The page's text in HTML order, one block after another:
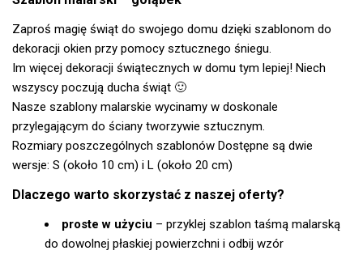
Zaproś magię świąt do swojego domu dzięki szablonom do
dekoracji okien przy pomocy sztucznego śniegu.
Im więcej dekoracji świątecznych w domu tym lepiej! Niech
wszyscy poczują ducha świąt 🙂
Nasze szablony malarskie wycinamy w doskonale
przylegającym do ściany tworzywie sztucznym.
Rozmiary poszczególnych szablonów Dostępne są dwie
wersje: S (około 10 cm) i L (około 20 cm)
Dlaczego warto skorzystać z naszej oferty?
proste w użyciu – przyklej szablon taśmą malarską
do dowolnej płaskiej powierzchni i odbij wzór